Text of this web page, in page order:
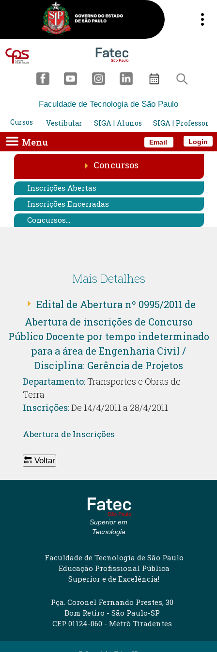
Email
Faculdade de Tecnologia de São Paulo
Cursos
Vestibular SIGA | Alunos SIGA | Professor
Menu Login
Concursos
Inscrições Abertas
Inscrições Encerradas
Concursos...
Mais Detalhes
Edital de Abertura nº 0995/2011 de
Abertura de inscrições de Concurso
Público Docente por tempo indeterminado
para a área de Engenharia Civil /
Disciplina: Gerência de Projetos
Departamento:Transportes e Obras de
Terra
Inscrições:De 14/4/2011 a 28/4/2011
Abertura de Inscrições
🔙 Voltar
Superior em
Tecnologia
Faculdade de Tecnologia de São Paulo
Educação Profissional Pública
Superior e de Excelência!
Pça. Coronel Fernando Prestes, 30
Bom Retiro - São Paulo-SP
CEP 01124-060 - Metrô Tiradentes